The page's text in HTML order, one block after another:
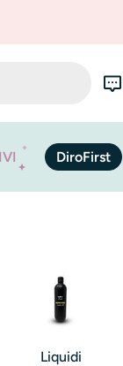
DiroFirst
Liquidi